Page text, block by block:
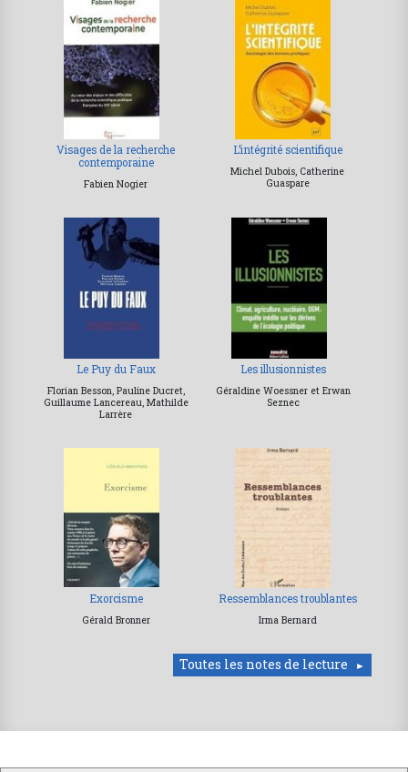
Visages de la recherche
contemporaine
Fabien Nogier
L’intégrité scientifique
Michel Dubois, Catherine
Guaspare
Le Puy du Faux
Florian Besson, Pauline Ducret,
Guillaume Lancereau, Mathilde
Larrère
Les illusionnistes
Géraldine Woessner et Erwan
Seznec
Exorcisme
Gérald Bronner
Ressemblances troublantes
Irma Bernard
Toutes les notes de lecture